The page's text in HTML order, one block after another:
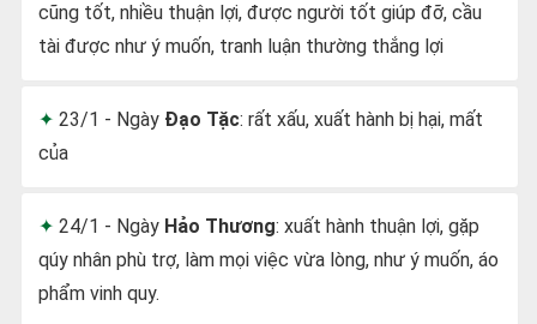
cũng tốt, nhiều thuận lợi, được người tốt giúp đỡ, cầu
tài được như ý muốn, tranh luận thường thắng lợi
23/1 - Ngày Đạo Tặc: rất xấu, xuất hành bị hại, mất
của
24/1 - Ngày Hảo Thương: xuất hành thuận lợi, gặp
qúy nhân phù trợ, làm mọi việc vừa lòng, như ý muốn, áo
phẩm vinh quy.